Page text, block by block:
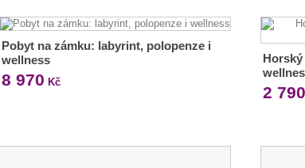
Pobyt na zámku: labyrint, polopenze i
wellness
8 970 Kč
2 790